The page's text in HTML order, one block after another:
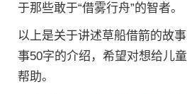
于那些敢于“借雾行舟”的智者。
以上是关于讲述草船借箭的故
事50字的介绍，希望对想给儿
帮助。